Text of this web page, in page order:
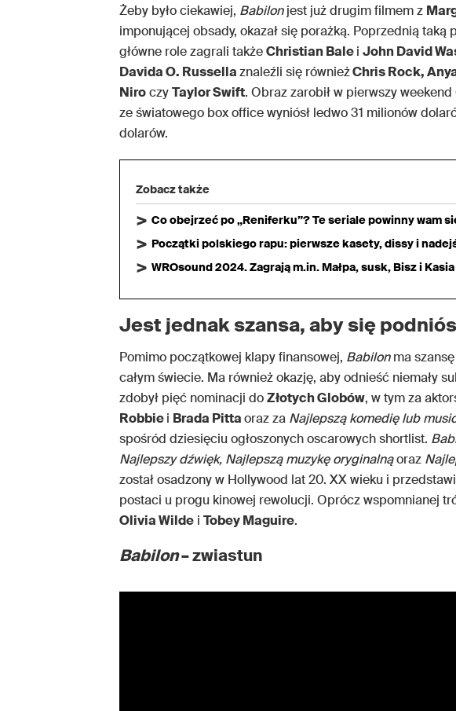
Żeby było ciekawiej, Babilonjest już drugim filmem z
imponującej obsady, okazał się porażką. Poprzednią taką
główne role zagrali takżeChristian Balei John David
Davida O. Russellaznaleźli się równieżChris Rock,
NiroczyTaylor Swift. Obraz zarobił w pierwszy
ze światowego box office wyniósł ledwo 31 milionów
dolarów.
Zobacz także
Co obejrzeć po „Reniferku”? Te seriale powinny wam
Początki polskiego rapu: pierwsze kasety, dissy i
WROsound 2024. Zagrają m.in. Małpa, susk, Bisz i
Jest jednak szansa, aby się
Pomimo początkowej klapy finansowej, Babilonma
całym świecie. Ma również okazję, aby odnieść niemały
zdobył pięć nominacji doZłotych Globów, w tym za
Robbiei Brada Pittaoraz za Najlepszą komedię lub
spośród dziesięciu ogłoszonych oscarowych shortlist.
Najlepszy dźwięk, Najlepszą muzykę oryginalnąoraz
został osadzony w Hollywood lat 20. XX wieku i
postaci u progu kinowej rewolucji. Oprócz wspomnianej
Olivia Wilde i Tobey Maguire.
Babilon– zwiastun